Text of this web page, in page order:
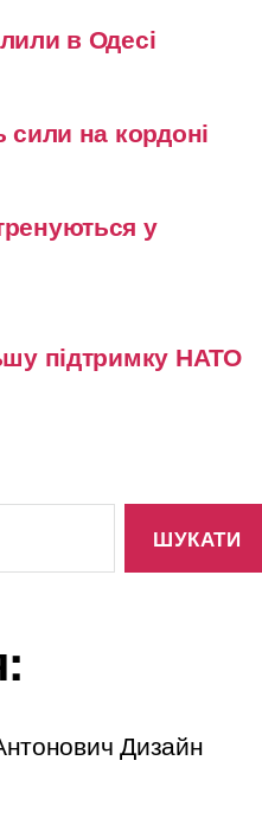
в Одесі
на кордоні
у
підтримку НАТО
Дизайн